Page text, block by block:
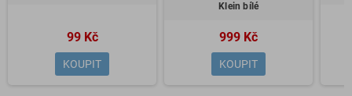
99 Kč
KOUPIT
Klein bílé
999 Kč
KOUPIT